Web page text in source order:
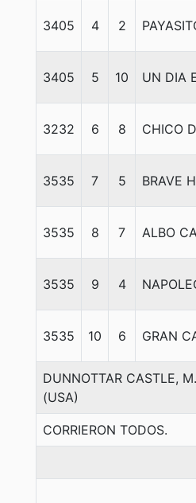
3405 4 2
3405 5 10 UN DIA
3232 6 8 CHICO
3535 7 5 BRAVE
3535 8 7 ALBO
3535 9 4
3535 10 6 GRAN
DUNNOTTAR CASTLE,
(USA)
CORRIERON TODOS.